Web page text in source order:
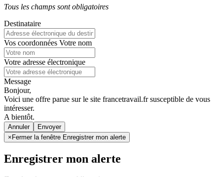
Tous les champs sont obligatoires
Destinataire
Vos coordonnées Votre nom
Votre adresse électronique
Message
Bonjour,
Voici une offre parue sur le site francetravail.fr susceptible de vous
intéresser.
A bientôt.
Annuler
× Fermer la fenêtre Enregistrer mon alerte
Enregistrer mon alerte